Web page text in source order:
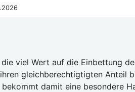
viel Wert auf die Einbettung
gleichberechtigtigten Anteil
damit eine besondere